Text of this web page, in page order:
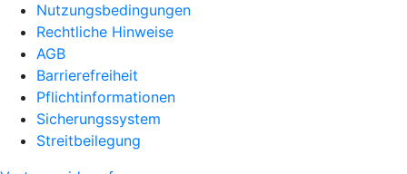
Nutzungsbedingungen
Rechtliche Hinweise
AGB
Barrierefreiheit
Pflichtinformationen
Sicherungssystem
Streitbeilegung